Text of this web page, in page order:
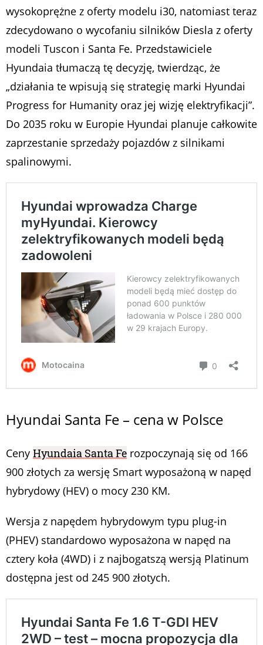
wysokoprężne z oferty modelu i30, natomiast teraz
zdecydowano o wycofaniu silników Diesla z oferty
modeli Tuscon i Santa Fe. Przedstawiciele
Hyundaia tłumaczą tę decyzję, twierdząc, że
„działania te wpisują się strategię marki Hyundai
Progress for Humanity oraz jej wizję elektryfikacji”.
Do 2035 roku w Europie Hyundai planuje całkowite
zaprzestanie sprzedaży pojazdów z silnikami
spalinowymi.
Hyundai Santa Fe – cena w Polsce
Ceny Hyundaia Santa Fe rozpoczynają się od 166
900 złotych za wersję Smart wyposażoną w napęd
hybrydowy (HEV) o mocy 230 KM.
Wersja z napędem hybrydowym typu plug-in
(PHEV) standardowo wyposażona w napęd na
cztery koła (4WD) i z najbogatszą wersją Platinum
dostępna jest od 245 900 złotych.